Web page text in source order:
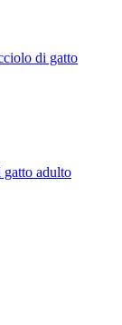
di gatto
gatto adulto